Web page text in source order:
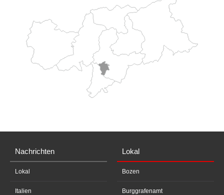
Nachrichten
Lokal
Italien
Lokal
Bozen
Burggrafenamt